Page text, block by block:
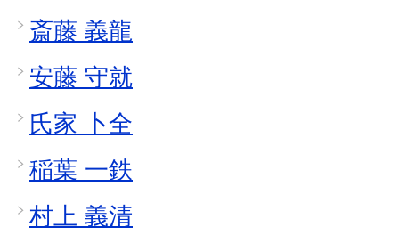
斎藤 義龍
安藤 守就
氏家 卜全
稲葉 一鉄
村上 義清